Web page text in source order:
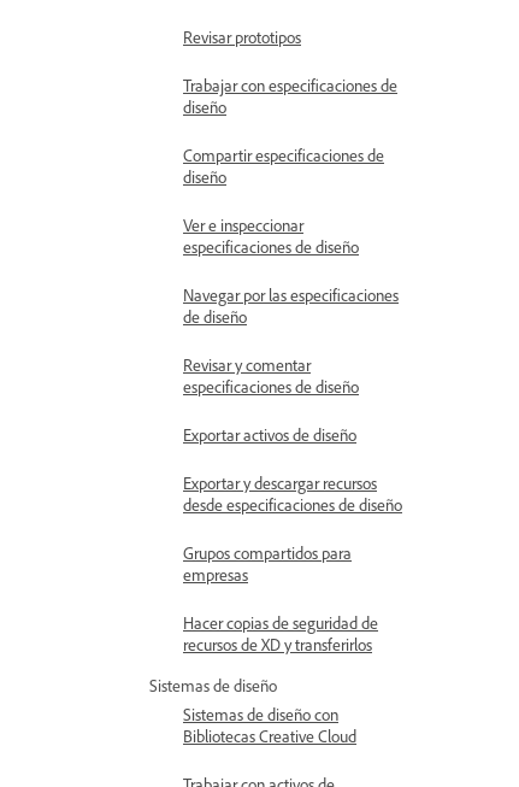
Revisar prototipos
Trabajar con especificaciones de
diseño
Compartir especificaciones de
diseño
Ver e inspeccionar
especificaciones de diseño
Navegar por las especificaciones
de diseño
Revisar y comentar
especificaciones de diseño
Exportar activos de diseño
Exportar y descargar recursos
desde especificaciones de diseño
Grupos compartidos para
empresas
Hacer copias de seguridad de
recursos de XD y transferirlos
Sistemas de diseño
Sistemas de diseño con
Bibliotecas Creative Cloud